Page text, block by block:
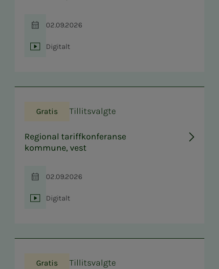
Tid
02.09.2026
Sted
Digitalt
Gratis Tillitsvalgte
Regional tariffkonferanse
kommune, vest
Tid
02.09.2026
Sted
Digitalt
Gratis Tillitsvalgte